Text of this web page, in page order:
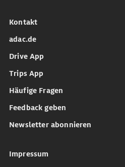
Kontakt
adac.de
Drive App
Trips App
Häufige Fragen
Feedback geben
Newsletter abonnieren
Impressum